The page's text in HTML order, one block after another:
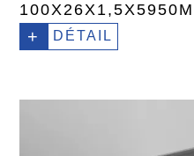
+ DÉTAIL